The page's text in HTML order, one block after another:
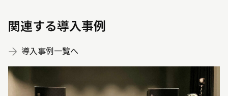
関連する導入事例
導入事例一覧へ